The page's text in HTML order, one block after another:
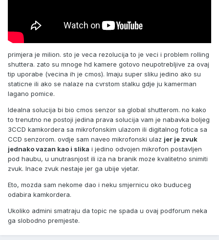
primjera je milion. sto je veca rezolucija to je veci i problem rolling
shuttera. zato su mnoge hd kamere gotovo neupotrebljive za ovaj
tip uporabe (vecina ih je cmos). Imaju super sliku jedino ako su
staticne ili ako se nalaze na cvrstom stalku gdje ju kamerman
lagano pomice.
Idealna solucija bi bio cmos senzor sa global shutterom. no kako
to trenutno ne postoji jedina prava solucija vam je nabavka boljeg
3CCD kamkordera sa mikrofonskim ulazom ili digitalnog fotica sa
CCD senzorom. ovdje sam naveo mikrofonski ulaz jer je zvuk
jednako vazan kao i slika i jedino odvojen mikrofon postavljen
pod haubu, u unutrasnjost ili iza na branik moze kvalitetno snimiti
zvuk. Inace zvuk nestaje jer ga ubije vjetar.
Eto, mozda sam nekome dao i neku smjernicu oko buduceg
odabira kamkordera.
Ukoliko admini smatraju da topic ne spada u ovaj podforum neka
ga slobodno premjeste.